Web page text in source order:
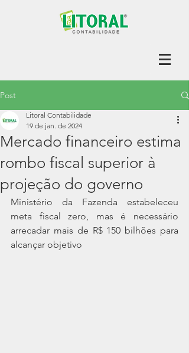
Post
Mercado financeiro estima
rombo fiscal superior à
projeção do governo
Litoral Contabilidade
19 de jan. de 2024
Ministério da Fazenda estabeleceu
meta fiscal zero, mas é necessário
arrecadar mais de R$ 150 bilhões para
alcançar objetivo